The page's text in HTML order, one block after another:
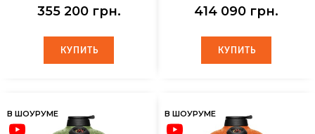
355 200 грн.
КУПИТЬ
КУПИТЬ
414 090 грн.
КУПИТЬ
КУПИТЬ
В ШОУРУМЕ В ШОУРУМЕ